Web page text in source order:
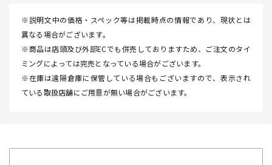
※説明文中の価格・スペック等は掲載時点の情報であり、現状とは
異なる場合がございます。
※商品は店頭及び外部ECでも併売しておりますため、ご注文のタイ
ミングによっては完売となっている場合がございます。
※在庫は遠隔倉庫に保管している場合もございますので、表示され
ている取扱店舗にご用意が無い場合がございます。